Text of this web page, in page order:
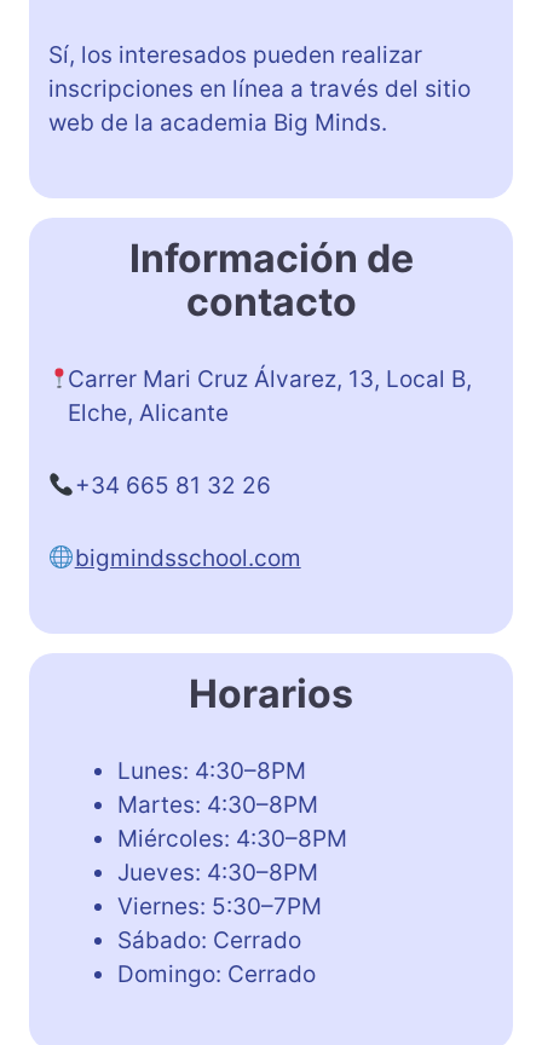
Sí, los interesados pueden realizar
inscripciones en línea a través del sitio
web de la academia Big Minds.
Información de
contacto
Carrer Mari Cruz Álvarez, 13, Local B,
Elche, Alicante
+34 665 81 32 26
bigmindsschool.com
Horarios
Lunes: 4:30–8PM
Martes: 4:30–8PM
Miércoles: 4:30–8PM
Jueves: 4:30–8PM
Viernes: 5:30–7PM
Sábado: Cerrado
Domingo: Cerrado